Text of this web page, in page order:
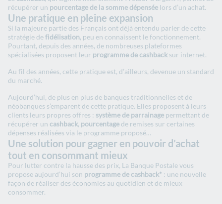
récupérer un pourcentage de la somme dépensée lors d’un achat.
Une pratique en pleine expansion
Si la majeure partie des Français ont déjà entendu parler de cette
stratégie defidélisation, peu en connaissent le fonctionnement.
Pourtant, depuis des années, de nombreuses plateformes
spécialisées proposent leur programme de cashback sur internet.
Au fil des années, cette pratique est, d’ailleurs, devenue un standard
du marché.
Aujourd’hui, de plus en plus de banques traditionnelles et de
néobanques s’emparent de cette pratique. Elles proposent à leurs
clients leurs propres offres : système de parrainage permettant de
récupérer un cashback, pourcentagede remises sur certaines
dépenses réalisées via le programme proposé…
Une solution pour gagner en pouvoir d’achat
tout en consommant mieux
Pour lutter contre la hausse des prix, La Banque Postale vous
propose aujourd’hui son programme de cashback* : une nouvelle
façon de réaliser des économies au quotidien et de mieux
consommer.